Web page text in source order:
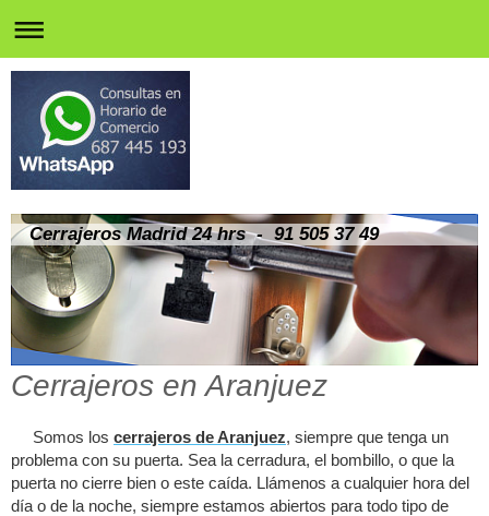
Cerrajeros Madrid 24 hrs - 91 505 37 49
Cerrajeros en Aranjuez
Somos los cerrajeros de Aranjuez, siempre que tenga un
problema con su puerta. Sea la cerradura, el bombillo, o que la
puerta no cierre bien o este caída. Llámenos a cualquier hora del
día o de la noche, siempre estamos abiertos para todo tipo de